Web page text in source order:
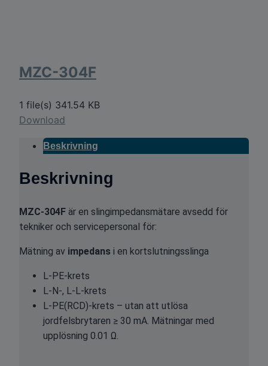
MZC-304F
1 file(s) 341.54 KB
Download
Beskrivning
Beskrivning
MZC-304F är en slingimpedansmätare avsedd för
tekniker och servicepersonal för:
Mätning av impedans i en kortslutningsslinga
L-PE-krets
L-N-, L-L-krets
L-PE(RCD)-krets – utan att utlösa
jordfelsbrytaren ≥ 30 mA. Mätningar med
upplösning 0.01 Ω.